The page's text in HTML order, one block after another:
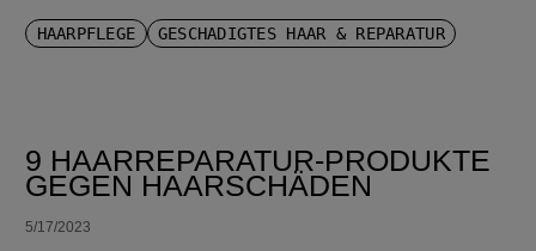
HAARPFLEGE GESCHÄDIGTES HAAR & REPARATUR
9 HAARREPARATUR-PRODUKTE
GEGEN HAARSCHÄDEN
5/17/2023